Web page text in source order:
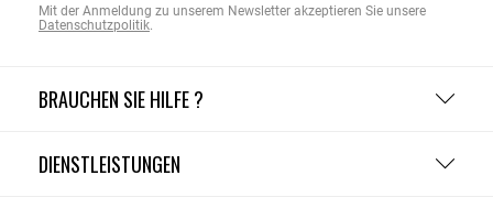
BRAUCHEN SIE HILFE ?
DIENSTLEISTUNGEN
Mit der Anmeldung zu unserem Newsletter akzeptieren Sie unsere
Datenschutzpolitik.